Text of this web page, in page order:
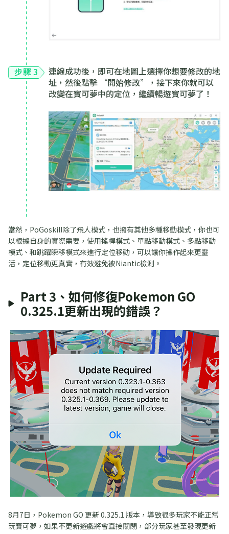
步驟 3
連線成功後，即可在地圖上選擇你想要修改的地
址，然後點擊 “開始修改”，接下來你就可以
改變在寶可夢中的定位，繼續暢遊寶可夢了！
當然，PoGoskill除了飛人模式，也擁有其他多種移動模式，你也可
以根據自身的實際需要，使用搖桿模式、單點移動模式、多點移動
模式、和跳躍瞬移模式來進行定位移動，可以讓你操作起來更靈
活，定位移動更真實，有效避免被Niantic檢測。
Part 3、如何修復Pokemon GO
0.325.1更新出現的錯誤？
8月7日，Pokemon GO 更新 0.325.1 版本，導致很多玩家不能正常
玩寶可夢，如果不更新遊戲將會直接關閉，部分玩家甚至發現更新